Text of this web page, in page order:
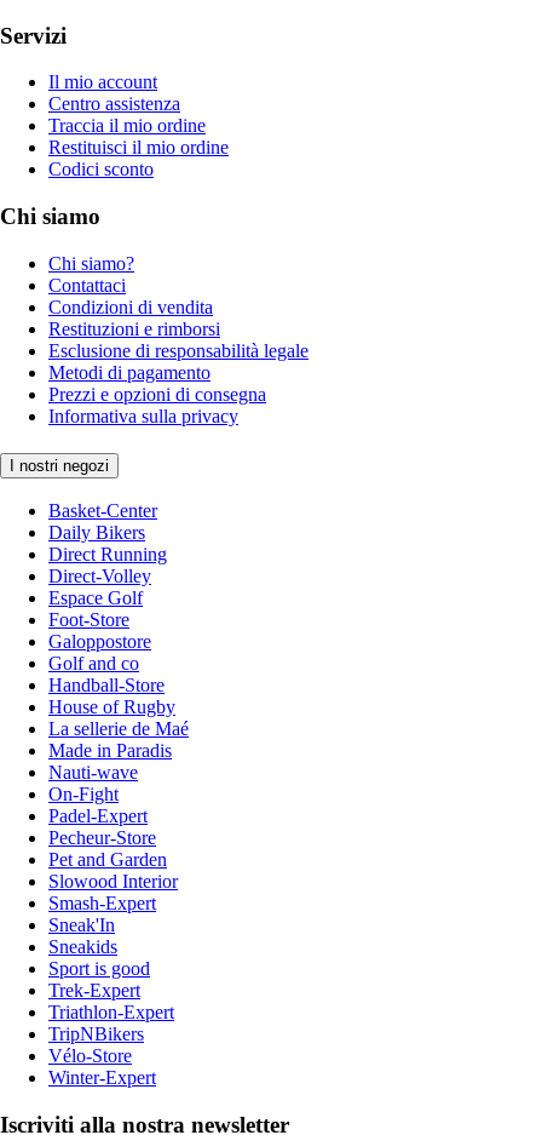
Servizi
Il mio account
Centro assistenza
Traccia il mio ordine
Restituisci il mio ordine
Codici sconto
Chi siamo
Chi siamo?
Contattaci
Condizioni di vendita
Restituzioni e rimborsi
Esclusione di responsabilità legale
Metodi di pagamento
Prezzi e opzioni di consegna
Informativa sulla privacy
I nostri negozi
Basket-Center
Daily Bikers
Direct Running
Direct-Volley
Espace Golf
Foot-Store
Galoppostore
Golf and co
Handball-Store
House of Rugby
La sellerie de Maé
Made in Paradis
Nauti-wave
On-Fight
Padel-Expert
Pecheur-Store
Pet and Garden
Slowood Interior
Smash-Expert
Sneak'In
Sneakids
Sport is good
Trek-Expert
Triathlon-Expert
TripNBikers
Vélo-Store
Winter-Expert
Iscriviti alla nostra newsletter